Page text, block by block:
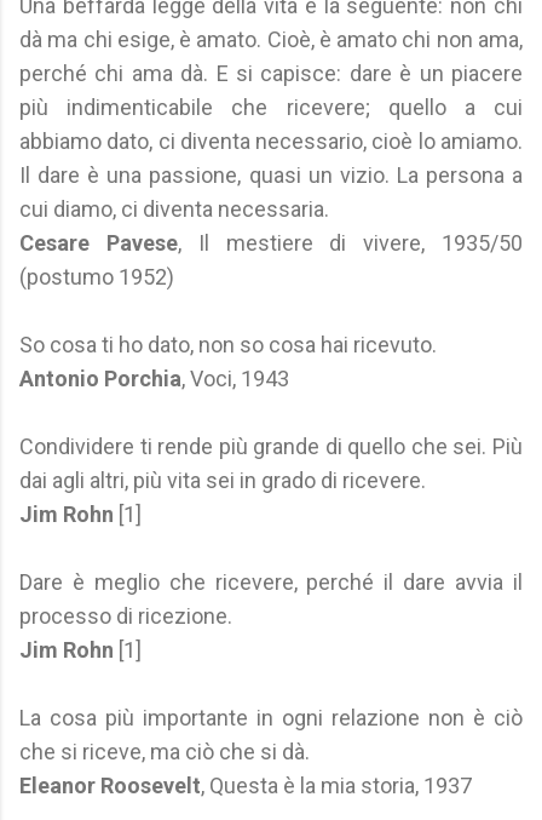
Una beffarda legge della vita è la seguente: non chi
dà ma chi esige, è amato. Cioè, è amato chi non ama,
perché chi ama dà. E si capisce: dare è un piacere
più indimenticabile che ricevere; quello a cui
abbiamo dato, ci diventa necessario, cioè lo amiamo.
Il dare è una passione, quasi un vizio. La persona a
cui diamo, ci diventa necessaria.
Cesare Pavese, Il mestiere di vivere, 1935/50
(postumo 1952)
So cosa ti ho dato, non so cosa hai ricevuto.
Antonio Porchia, Voci, 1943
Condividere ti rende più grande di quello che sei. Più
dai agli altri, più vita sei in grado di ricevere.
Jim Rohn [1]
Dare è meglio che ricevere, perché il dare avvia il
processo di ricezione.
Jim Rohn [1]
La cosa più importante in ogni relazione non è ciò
che si riceve, ma ciò che si dà.
Eleanor Roosevelt, Questa è la mia storia, 1937